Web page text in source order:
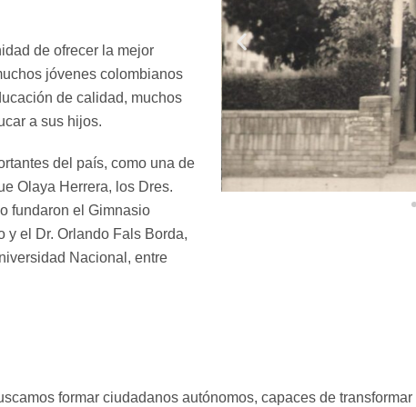
de ofrecer la mejor
jóvenes colombianos
de calidad, muchos
a sus hijos.
del país, como una de
Olaya Herrera, los Dres.
fundaron el Gimnasio
el Dr. Orlando Fals Borda,
Nacional, entre
formar ciudadanos autónomos, capaces de transformar